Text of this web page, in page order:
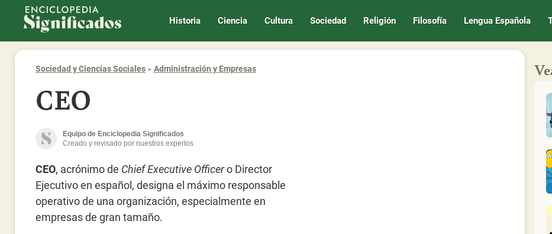
Enciclopedia Significados
Historia Ciencia Cultura Sociedad Religión Filosofía Lengua Española
Sociedad y Ciencias Sociales Administración y Empresas
CEO
Equipo de Enciclopedia Significados
Creado y revisado por nuestros expertos
CEO, acrónimo de Chief Executive Officero Director
Ejecutivo en español, designa el máximo responsable
operativo de una organización, especialmente en
empresas de gran tamaño.